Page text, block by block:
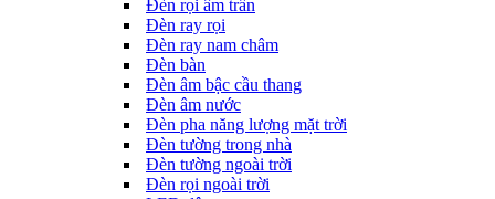
Đèn rọi âm trần
Đèn ray rọi
Đèn ray nam châm
Đèn bàn
Đèn âm bậc cầu thang
Đèn âm nước
Đèn pha năng lượng mặt trời
Đèn tường trong nhà
Đèn tường ngoài trời
Đèn rọi ngoài trời